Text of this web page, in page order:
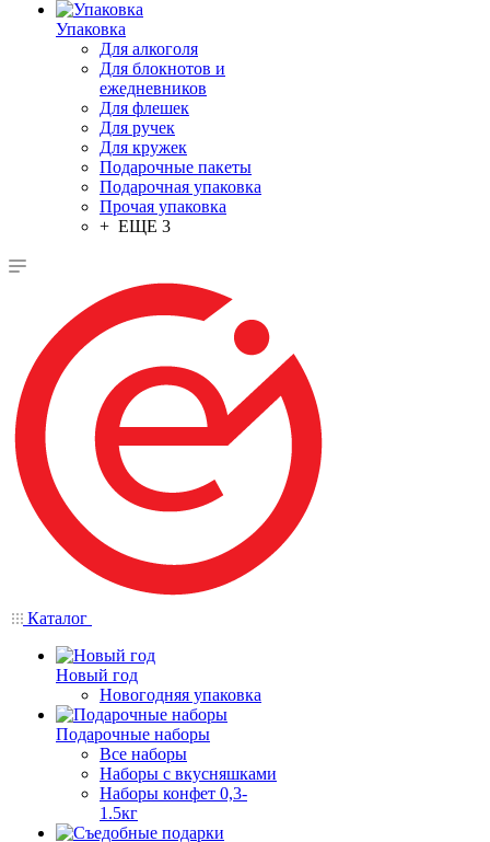
Упаковка
Для алкоголя
Для блокнотов и
ежедневников
Для флешек
Для ручек
Для кружек
Подарочные пакеты
Подарочная упаковка
Прочая упаковка
+ ЕЩЕ 3
Каталог
Новый год
Новогодняя упаковка
Подарочные наборы
Все наборы
Наборы с вкусняшками
Наборы конфет 0,3-
1.5кг